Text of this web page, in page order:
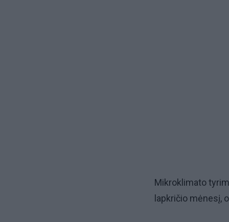
Mikroklimato
lapkričio mėnesį,